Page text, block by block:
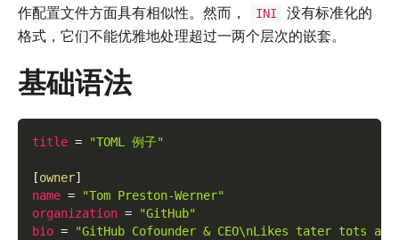
作配置文件方面具有相似性。然而，
INI
没有标准化的
格式，它们不能优雅地处理超过一两个层次的嵌套。
基础语法
title = "TOML 例子"
[owner]
name =
"Tom Preston-Werner"
organization =
"GitHub"
bio =
"GitHub Cofounder & CEO\nLikes tater tots